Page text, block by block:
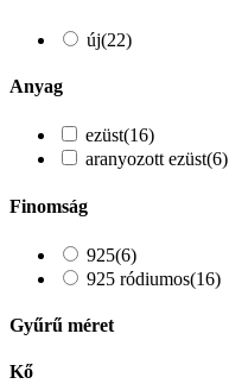
új(22)
Anyag
ezüst(16)
aranyozott ezüst(6)
Finomság
925(6)
925 ródiumos(16)
Gyűrű méret
Kő